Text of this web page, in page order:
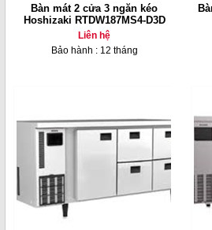
Bàn mát 2 cửa 3 ngăn kéo
Hoshizaki RTDW187MS4-D3D
Liên hệ
Bảo hành : 12 tháng